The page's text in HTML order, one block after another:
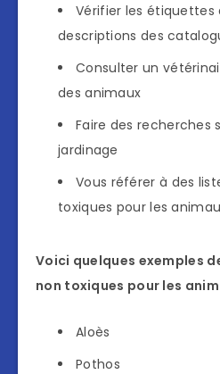
Vérifier les étiquettes
descriptions des
Consulter un
des animaux
Faire des recherches
jardinage
Vous référer à des
toxiques pour les
Voici quelques exemples
non toxiques pour les
Aloès
Pothos